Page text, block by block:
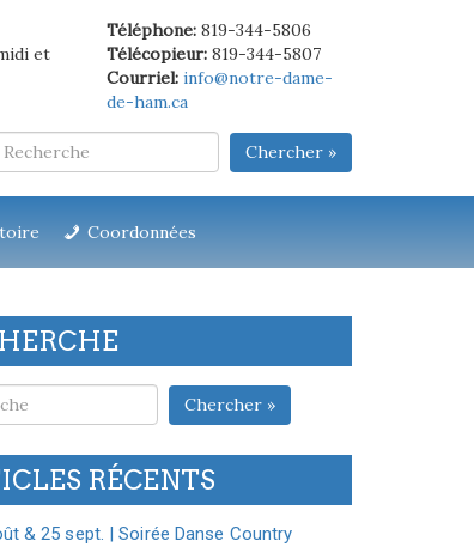
et
Téléphone:819-344-5806
Télécopieur:819-344-5807
Courriel: info@notre-dame-
de-ham.ca
Chercher »
Coordonnées
Chercher »
RÉCENTS
& 25 sept. | Soirée Danse Country